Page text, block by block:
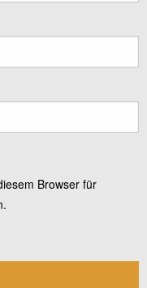
Browser für